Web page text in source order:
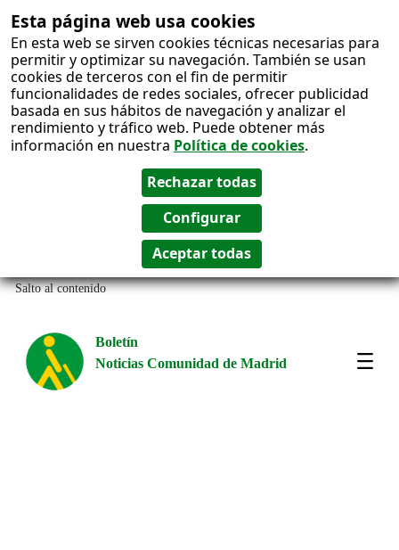
Esta página web usa cookies
En esta web se sirven cookies técnicas necesarias para
permitir y optimizar su navegación. También se usan
cookies de terceros con el fin de permitir
funcionalidades de redes sociales, ofrecer publicidad
basada en sus hábitos de navegación y analizar el
rendimiento y tráfico web. Puede obtener más
información en nuestra Política de cookies.
Salto al contenido
Boletín
Noticias Comunidad de Madrid